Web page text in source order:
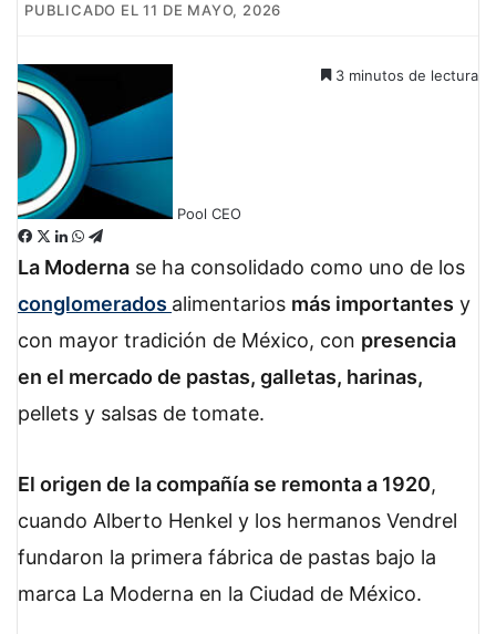
PUBLICADO EL 11 DE MAYO, 2026
Pool CEO
3 minutos de lectura
F
a
e
o
o
X L
k
d
I
W
h
t
A
p
e
e
r
a
La Moderna se ha consolidado como uno de los
conglomerados alimentarios más importantes y
con mayor tradición de México, con presencia
en el mercado de pastas, galletas, harinas,
pellets y salsas de tomate.
El origen de la compañía se remonta a 1920,
cuando Alberto Henkel y los hermanos Vendrel
fundaron la primera fábrica de pastas bajo la
marca La Moderna en la Ciudad de México.